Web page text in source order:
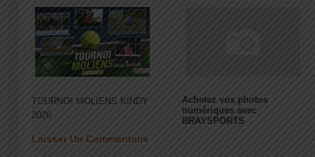
TOURNOI MOLIENS KINDY
2026
Achetez vos photos
numériques avec
BRAYSPORTS
Laisser Un Commentaire